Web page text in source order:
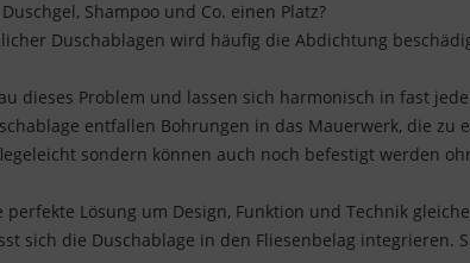
Shampoo und Co. einen Platz?
Duschablagen wird häufig die Abdichtung
dieses Problem und lassen sich harmonisch in fast
entfallen Bohrungen in das Mauerwerk, die zu
sondern können auch noch befestigt werden
perfekte Lösung um Design, Funktion und Technik
sich die Duschablage in den Fliesenbelag